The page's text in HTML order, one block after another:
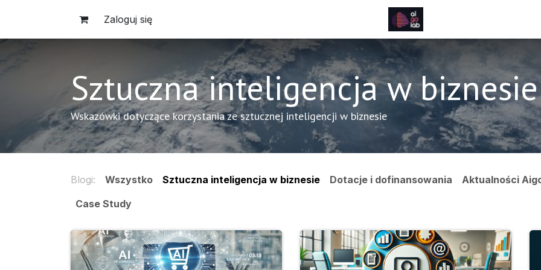
Zaloguj się
Sztuczna inteligencja w biznesie
Wskazówki dotyczące korzystania ze sztucznej inteligencji w biznesie
Blogi: Wszystko Sztuczna inteligencja w biznesie Dotacje i dofinansowania
Aktualności
Case Study